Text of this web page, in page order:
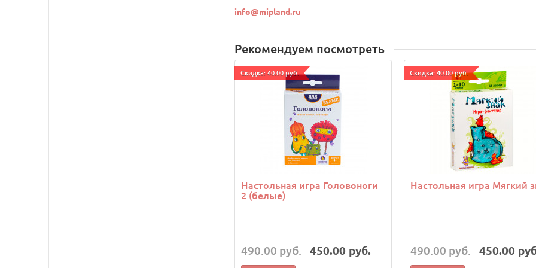
info@mipland.ru
Рекомендуем посмотреть
Cкидка: 40.00 руб.
Настольная игра Головоноги
2 (белые)
490.00 руб. 450.00 руб.
Cкидка: 40.00 руб.
Настольная игра Мягкий
490.00 руб. 450.00